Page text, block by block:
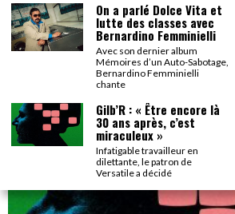
On a parlé Dolce Vita et lutte des
Femminielli
On a parlé Dolce Vita et
lutte des classes avec
Bernardino Femminielli
Avec son dernier album
Mémoires d’un Auto-Sabotage,
Bernardino Femminielli
chante
Gilb’R : « Être encore là
30 ans après, c’est
miraculeux »
Infatigable travailleur en
dilettante, le patron de
Versatile a décidé